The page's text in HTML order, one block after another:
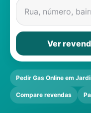
Contatos
Rua, número,
Ver
Pedir Gas Online em
Compare revendas